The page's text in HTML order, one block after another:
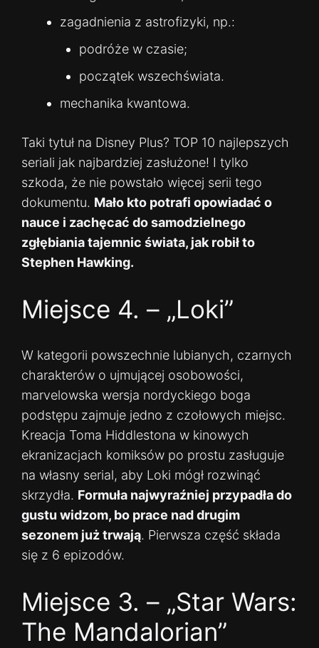
zagadnienia z astrofizyki, np.:
podróże w czasie;
początek wszechświata.
mechanika kwantowa.
Taki tytuł na Disney Plus? TOP 10 najlepszych
seriali jak najbardziej zasłużone! I tylko
szkoda, że nie powstało więcej serii tego
dokumentu. Mało kto potrafi opowiadać o
nauce i zachęcać do samodzielnego
zgłębiania tajemnic świata, jak robił to
Stephen Hawking.
Miejsce 4. – „Loki”
W kategorii powszechnie lubianych, czarnych
charakterów o ujmującej osobowości,
marvelowska wersja nordyckiego boga
podstępu zajmuje jedno z czołowych miejsc.
Kreacja Toma Hiddlestona w kinowych
ekranizacjach komiksów po prostu zasługuje
na własny serial, aby Loki mógł rozwinąć
skrzydła. Formuła najwyraźniej przypadła do
gustu widzom, bo prace nad drugim
sezonem już trwają. Pierwsza część składa
się z 6 epizodów.
Miejsce 3. – „Star Wars:
The Mandalorian”